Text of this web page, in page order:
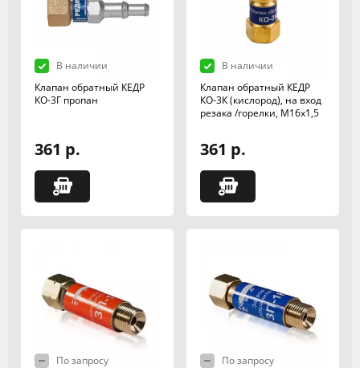
В наличии
Клапан обратный КЕДР
КО-3Г пропан
361 р.
В наличии
Клапан обратный КЕДР
КО-3К (кислород), на вход
резака /горелки, М16х1,5
361 р.
По запросу По запросу